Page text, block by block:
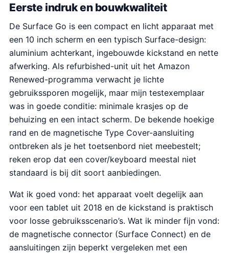
Eerste indruk en bouwkwaliteit
De Surface Go is een compact en licht apparaat met
een 10 inch scherm en een typisch Surface-design:
aluminium achterkant, ingebouwde kickstand en nette
afwerking. Als refurbished-unit uit het Amazon
Renewed-programma verwacht je lichte
gebruikssporen mogelijk, maar mijn testexemplaar
was in goede conditie: minimale krasjes op de
behuizing en een intact scherm. De bekende hoekige
rand en de magnetische Type Cover-aansluiting
ontbreken als je het toetsenbord niet meebestelt;
reken erop dat een cover/keyboard meestal niet
standaard is bij dit soort aanbiedingen.
Wat ik goed vond: het apparaat voelt degelijk aan
voor een tablet uit 2018 en de kickstand is praktisch
voor losse gebruiksscenario’s. Wat ik minder fijn vond:
de magnetische connector (Surface Connect) en de
aansluitingen zijn beperkt vergeleken met een